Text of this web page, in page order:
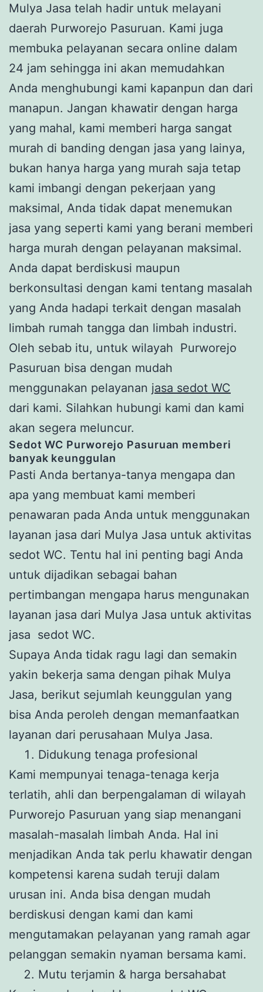
Mulya Jasa telah hadir untuk melayani
daerah Purworejo Pasuruan. Kami juga
membuka pelayanan secara online dalam
24 jam sehingga ini akan memudahkan
Anda menghubungi kami kapanpun dan dari
manapun. Jangan khawatir dengan harga
yang mahal, kami memberi harga sangat
murah di banding dengan jasa yang lainya,
bukan hanya harga yang murah saja tetap
kami imbangi dengan pekerjaan yang
maksimal, Anda tidak dapat menemukan
jasa yang seperti kami yang berani memberi
harga murah dengan pelayanan maksimal.
Anda dapat berdiskusi maupun
berkonsultasi dengan kami tentang masalah
yang Anda hadapi terkait dengan masalah
limbah rumah tangga dan limbah industri.
Oleh sebab itu, untuk wilayah Purworejo
Pasuruan bisa dengan mudah
menggunakan pelayanan jasa sedot WC
dari kami. Silahkan hubungi kami dan kami
akan segera meluncur.
Sedot WC Purworejo Pasuruan memberi
banyak keunggulan
Pasti Anda bertanya-tanya mengapa dan
apa yang membuat kami memberi
penawaran pada Anda untuk menggunakan
layanan jasa dari Mulya Jasa untuk aktivitas
sedot WC. Tentu hal ini penting bagi Anda
untuk dijadikan sebagai bahan
pertimbangan mengapa harus mengunakan
layanan jasa dari Mulya Jasa untuk aktivitas
jasa sedot WC.
Supaya Anda tidak ragu lagi dan semakin
yakin bekerja sama dengan pihak Mulya
Jasa, berikut sejumlah keunggulan yang
bisa Anda peroleh dengan memanfaatkan
layanan dari perusahaan Mulya Jasa.
Didukung tenaga profesional
Kami mempunyai tenaga-tenaga kerja
terlatih, ahli dan berpengalaman di wilayah
Purworejo Pasuruan yang siap menangani
masalah-masalah limbah Anda. Hal ini
menjadikan Anda tak perlu khawatir dengan
kompetensi karena sudah teruji dalam
urusan ini. Anda bisa dengan mudah
berdiskusi dengan kami dan kami
mengutamakan pelayanan yang ramah agar
pelanggan semakin nyaman bersama kami.
Mutu terjamin & harga bersahabat